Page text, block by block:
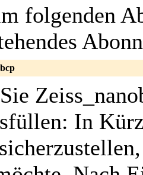
folgenden
In